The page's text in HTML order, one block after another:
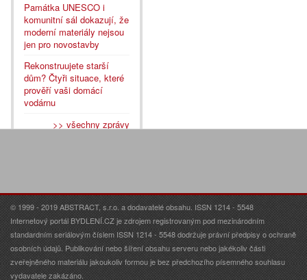
Památka UNESCO i
komunitní sál dokazují, že
moderní materiály nejsou
jen pro novostavby
Rekonstruujete starší
dům? Čtyři situace, které
prověří vaši domácí
vodárnu
>> všechny zprávy
© 1999 - 2019 ABSTRACT, s.r.o. a dodavatelé obsahu. ISSN 1214 - 5548
Internetový portál BYDLENÍ.CZ je zdrojem registrovaným pod mezinárodním
standardním seriálovým číslem ISSN 1214 - 5548 dodržuje právní předpisy o ochraně
osobních údajů. Publikování nebo šíření obsahu serveru nebo jakékoliv části
zveřejněného materiálu jakoukoliv formou je bez předchozího písemného souhlasu
vydavatele zakázáno.